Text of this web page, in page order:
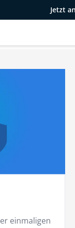
Jetzt
einmaligen